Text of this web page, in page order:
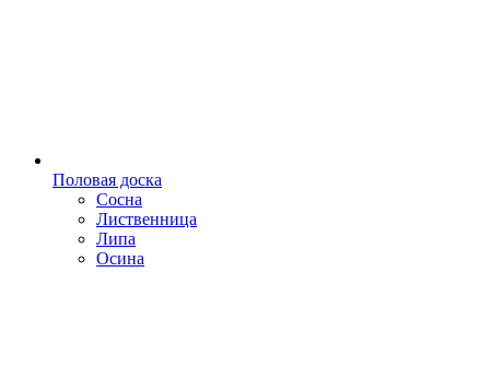
Половая доска
Сосна
Лиственница
Липа
Осина